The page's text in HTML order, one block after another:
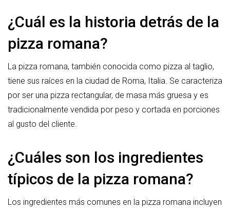
¿Cuál es la historia detrás de la
pizza romana?
La pizza romana, también conocida como pizza al taglio,
tiene sus raíces en la ciudad de Roma, Italia. Se caracteriza
por ser una pizza rectangular, de masa más gruesa y es
tradicionalmente vendida por peso y cortada en porciones
al gusto del cliente.
¿Cuáles son los ingredientes
típicos de la pizza romana?
Los ingredientes más comunes en la pizza romana incluyen